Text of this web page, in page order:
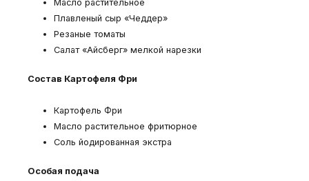
Масло растительное
Плавленый сыр «Чеддер»
Резаные томаты
Салат «Айсберг» мелкой нарезки
Состав Картофеля Фри
Картофель Фри
Масло растительное фритюрное
Соль йодированная экстра
Особая подача